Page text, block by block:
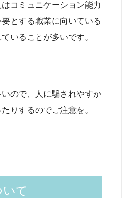
コミュニケーション能力
とする職業に向いている
いることが多いです。
ので、人に騙されやすか
りするのでご注意を。
いて